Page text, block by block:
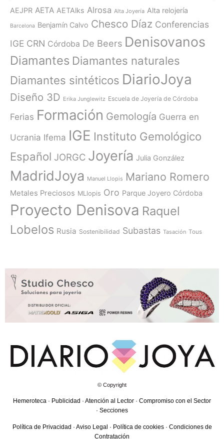
AEJPR AETA AETAlks Alrosa Alta Joyería Alta relojería
Barcelona Benjamín Calvo Chesco Díaz Conferencias
IGE CRN Córdoba De Beers Denisovanos
Diamantes Diamantes naturales
Diamantes sintéticos DiarioJoya
Diseño 3D Erika Junglewitz Escuela de Joyería de Córdoba
Ferias Formación Gemología Guerra en
Ucrania Ifema IGE Instituto Gemológico
Español JORGC Joyería Julia González
MadridJoya Manuel Llopis Mariano Romero
Metales Preciosos MLlopis Oro Parque Joyero Córdoba
Proyecto Denisova Raquel
Lobelos Rusia Sostenibilidad Subastas Tasación Tous
© Copyright
Hemeroteca · Publicidad · Atención al Lector · Compromiso con el Sector
· Secciones
Política de Privacidad · Aviso Legal · Política de cookies· Condiciones de
Contratación